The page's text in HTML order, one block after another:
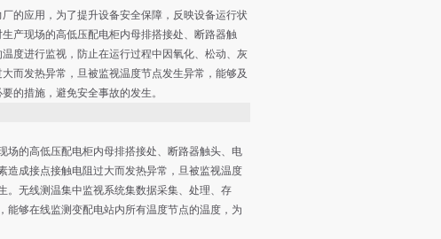
的应用，为了提升设备安全保障，反映设备运行状
产现场的高低压配电柜内母排搭接处、断路器触
度进行监视，防止在运行过程中因氧化、松动、灰
而发热异常，旦被监视温度节点发生异常，能够及
的措施，避免安全事故的发生。
场的高低压配电柜内母排搭接处、断路器触头、电
造成接点接触电阻过大而发热异常，旦被监视温度
。无线测温集中监视系统集数据采集、处理、存
够在线监测变配电站内所有温度节点的温度，为